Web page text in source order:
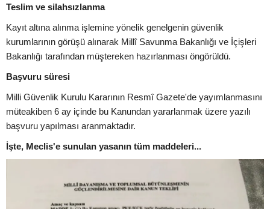
Teslim ve silahsızlanma
Kayıt altına alınma işlemine yönelik genelgenin güvenlik
kurumlarının görüşü alınarak Millî Savunma Bakanlığı ve İçişleri
Bakanlığı tarafından müştereken hazırlanması öngörüldü.
Başvuru süresi
Milli Güvenlik Kurulu Kararının Resmî Gazete'de yayımlanmasını
müteakiben 6 ay içinde bu Kanundan yararlanmak üzere yazılı
başvuru yapılması aranmaktadır.
İşte, Meclis'e sunulan yasanın tüm maddeleri...